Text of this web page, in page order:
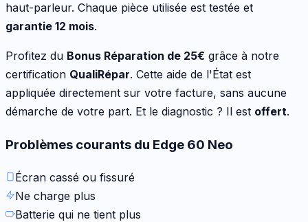
haut-parleur. Chaque pièce utilisée est testée et
garantie 12 mois.
Profitez du Bonus Réparation de 25€ grâce à notre
certification QualiRépar. Cette aide de l'État est
appliquée directement sur votre facture, sans aucune
démarche de votre part. Et le diagnostic ? Il est offert.
Problèmes courants du Edge 60 Neo
Écran cassé ou fissuré
Ne charge plus
Batterie qui ne tient plus